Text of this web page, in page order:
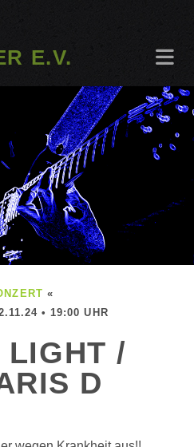
E.V.
«
• 19:00 UHR
LIGHT /
D